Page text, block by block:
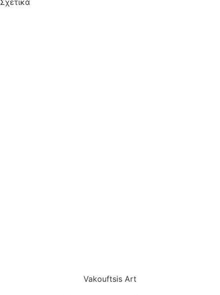
Σχετικά
Vakouftsis Art